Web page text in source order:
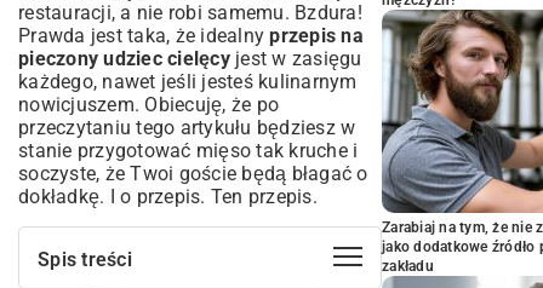
restauracji, a nie robi samemu. Bzdura!
Prawda jest taka, że idealnyprzepis na
pieczony udziec cielęcyjest w zasięgu
każdego, nawet jeśli jesteś kulinarnym
nowicjuszem. Obiecuję, że po
przeczytaniu tego artykułu będziesz w
stanie przygotować mięso tak kruche i
soczyste, że Twoi goście będą błagać o
dokładkę. I o przepis. Ten przepis.
Spis treści
Zarabiaj na tym, że nie
jako dodatkowe
zakładu